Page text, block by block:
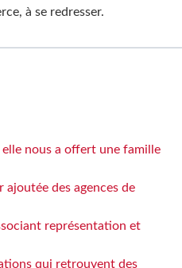
à se redresser.
nous a offert une famille
ajoutée des agences de
représentation et
qui retrouvent des